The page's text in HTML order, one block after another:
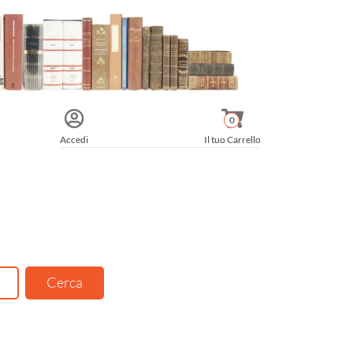
Accedi Il tuo Carrello
0